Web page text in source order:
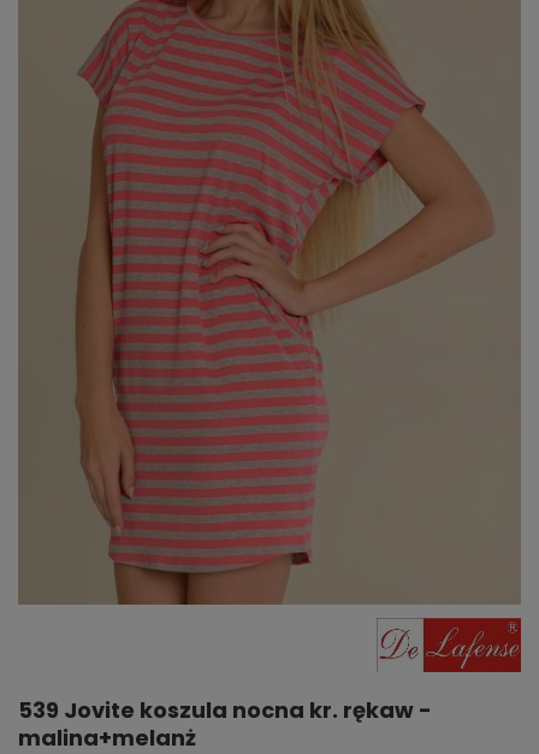
539 Jovite koszula nocna kr. rękaw -
malina+melanż